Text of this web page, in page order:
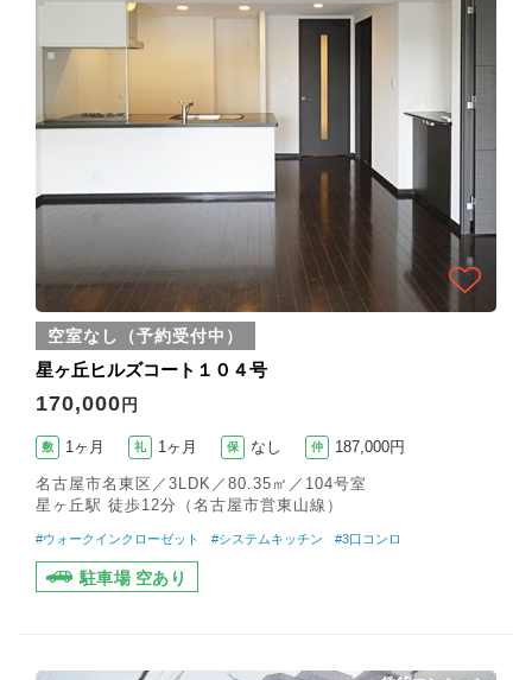
空室なし（予約受付中）
星ヶ丘ヒルズコート１０４号
170,000 円
敷 1ヶ月 礼 1ヶ月 保 なし 仲 187,000円
名古屋市名東区／3LDK／80.35㎡／104号室
星ヶ丘駅 徒歩12分（名古屋市営東山線）
#ウォークインクローゼット #システムキッチン #3口コンロ
駐車場 空あり